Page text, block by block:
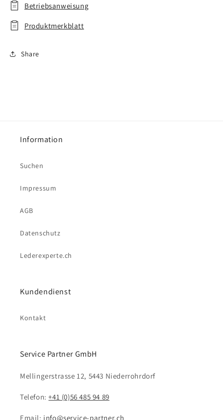
Betriebsanweisung
Produktmerkblatt
Share
Information
Suchen
Impressum
AGB
Datenschutz
Lederexperte.ch
Kundendienst
Kontakt
Service Partner GmbH
Mellingerstrasse 12, 5443 Niederrohrdorf
Telefon:+41 (0)56 485 94 89
Email: info@service-partner.ch